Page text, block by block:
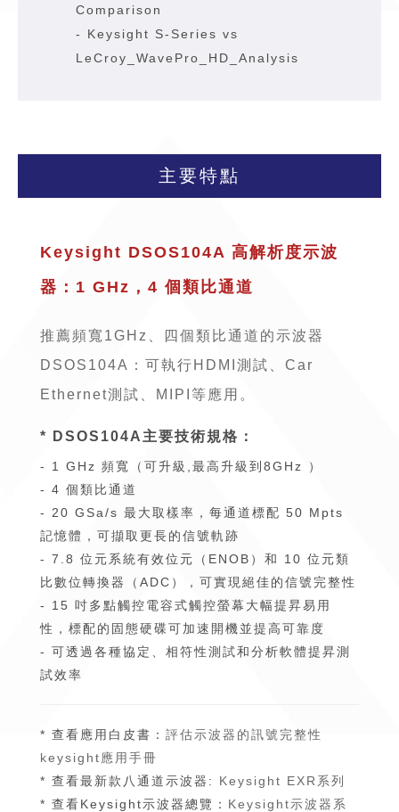
Comparison
- Keysight S-Series vs
LeCroy_WavePro_HD_Analysis
主要特點
Keysight DSOS104A 高解析度示波
器：1 GHz，4 個類比通道
推薦頻寬1GHz、四個類比通道的示波器
DSOS104A：可執行HDMI測試、Car
Ethernet測試、MIPI等應用。
* DSOS104A主要技術規格：
- 1 GHz 頻寬（可升級,最高升級到8GHz ）
- 4 個類比通道
- 20 GSa/s 最大取樣率，每通道標配 50 Mpts
記憶體，可擷取更長的信號軌跡
- 7.8 位元系統有效位元（ENOB）和 10 位元類
比數位轉換器（ADC），可實現絕佳的信號完整性
- 15 吋多點觸控電容式觸控螢幕大幅提昇易用
性，標配的固態硬碟可加速開機並提高可靠度
- 可透過各種協定、相符性測試和分析軟體提昇測
試效率
* 查看應用白皮書： 評估示波器的訊號完整性
keysight應用手冊
* 查看最新款八通道示波器: Keysight EXR系列
* 查看Keysight示波器總覽： Keysight示波器系